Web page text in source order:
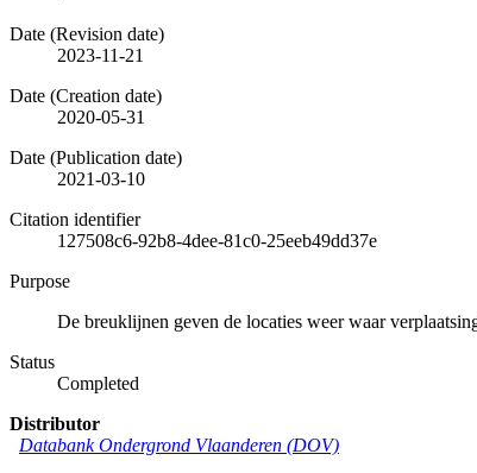
Date (Revision date)
2023-11-21
Date (Creation date)
2020-05-31
Date (Publication date)
2021-03-10
Citation identifier
127508c6-92b8-4dee-81c0-25eeb49dd37e
Purpose
De breuklijnen geven de locaties weer waar
Status
Completed
Distributor
Databank Ondergrond Vlaanderen (DOV)